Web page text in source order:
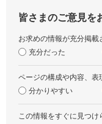
皆さまのご意見を
お求めの情報が充分掲載
充分だった
ページの構成や内容、表
分かりやすい
この情報をすぐに見つけ